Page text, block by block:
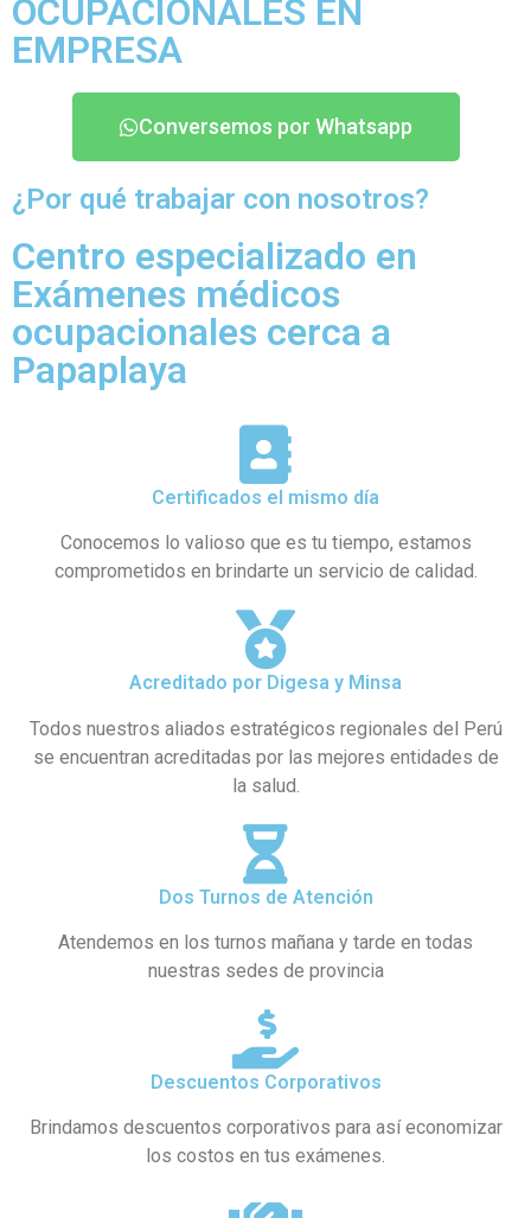
OCUPACIONALES EN
EMPRESA
Conversemos por Whatsapp
¿Por qué trabajar con nosotros?
Centro especializado en
Exámenes médicos
ocupacionales cerca a
Papaplaya
Certificados el mismo día
Conocemos lo valioso que es tu tiempo, estamos
comprometidos en brindarte un servicio de calidad.
Acreditado por Digesa y Minsa
Todos nuestros aliados estratégicos regionales del Perú
se encuentran acreditadas por las mejores entidades de
la salud.
Dos Turnos de Atención
Atendemos en los turnos mañana y tarde en todas
nuestras sedes de provincia
Descuentos Corporativos
Brindamos descuentos corporativos para así economizar
los costos en tus exámenes.